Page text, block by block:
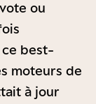
ou
ce best-
moteurs de
à jour